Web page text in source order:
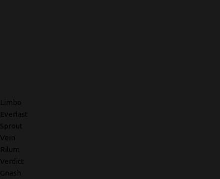
Limbo
Everlast
Sprout
Vein
Rilum
Verdict
Gnash